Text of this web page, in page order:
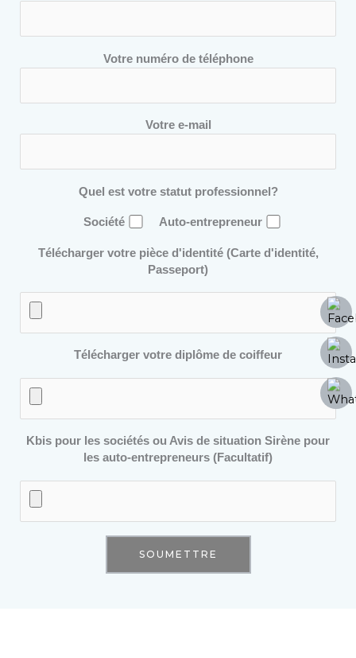
Votre numéro de téléphone
Votre e-mail
Quel est votre statut professionnel?
Société Auto-entrepreneur
Télécharger votre pièce d'identité (Carte d'identité,
Passeport)
Télécharger votre diplôme de coiffeur
Kbis pour les sociétés ou Avis de situation Sirène pour
les auto-entrepreneurs (Facultatif)